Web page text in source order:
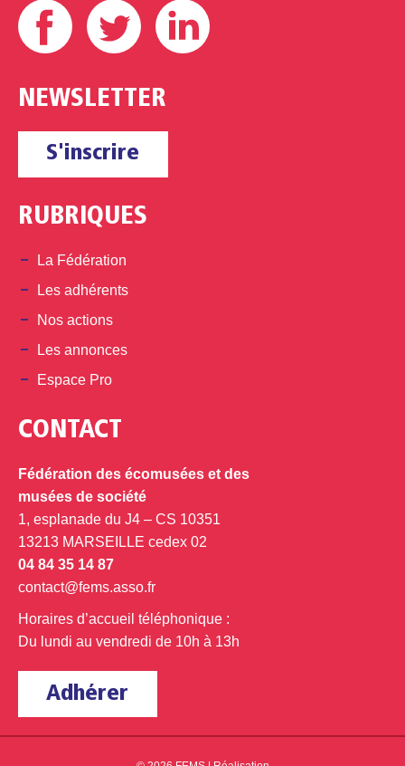
NEWSLETTER
S'inscrire
RUBRIQUES
La Fédération
Les adhérents
Nos actions
Les annonces
Espace Pro
CONTACT
Fédération des écomusées et des
musées de société
1, esplanade du J4 – CS 10351
13213 MARSEILLE cedex 02
04 84 35 14 87
contact@fems.asso.fr
Horaires d’accueil téléphonique :
Du lundi au vendredi de 10h à 13h
Adhérer